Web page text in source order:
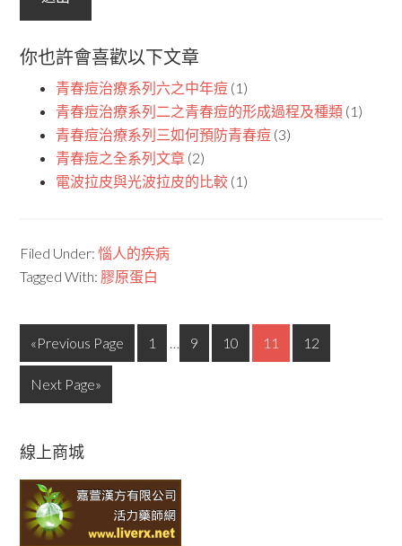
你也許會喜歡以下文章
青春痘治療系列六之中年痘 (1)
青春痘治療系列二之青春痘的形成過程及種類 (1)
青春痘治療系列三如何預防青春痘 (3)
青春痘之全系列文章 (2)
電波拉皮與光波拉皮的比較 (1)
Filed Under:惱人的疾病
Tagged With: 膠原蛋白
«Previous Page 1 … 9 10 11 12
Next Page»
線上商城